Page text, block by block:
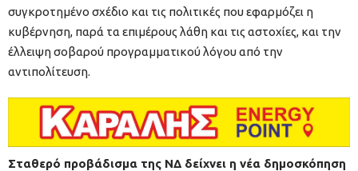
συγκροτημένο σχέδιο και τις πολιτικές που εφαρμόζει η
κυβέρνηση, παρά τα επιμέρους λάθη και τις αστοχίες, και την
έλλειψη σοβαρού προγραμματικού λόγου από την
αντιπολίτευση.
Σταθερό προβάδισμα της ΝΔ δείχνει η νέα δημοσκόπηση